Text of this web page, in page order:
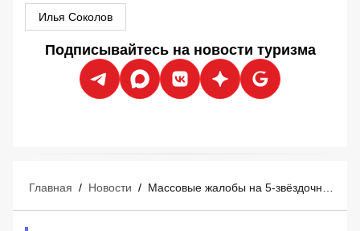
Илья Соколов
Подписывайтесь на новости туризма
Главная / Новости /